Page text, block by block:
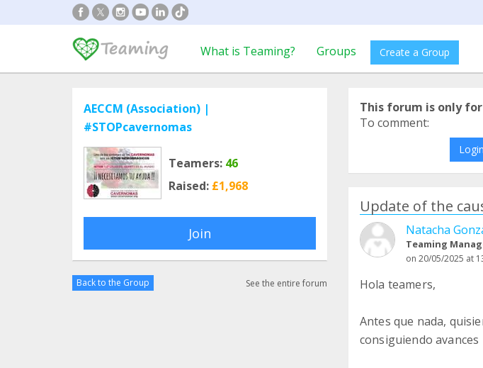
What is Teaming? Groups Create a Group
AECCM (Association) |
#STOPcavernomas
Teamers: 46
Raised: £1,968
Join
Back to the Group See the entire forum
This forum is only
To comment:
Login
Update of the
Natacha
Teaming
on 20/05/2025 at
Hola teamers,
Antes que nada,
consiguiendo avances